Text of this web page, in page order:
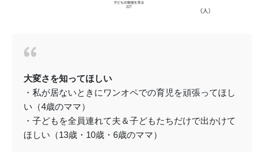
大変さを知ってほしい
・私が居ないときにワンオペでの育児を頑張ってほし
い（4歳のママ）
・子どもを全員連れて夫＆子どもたちだけで出かけて
ほしい（13歳・10歳・6歳のママ）